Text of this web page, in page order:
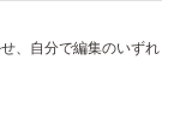
、自分で編集のいずれ